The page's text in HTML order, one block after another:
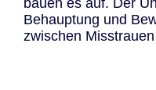
Behauptung und
zwischen